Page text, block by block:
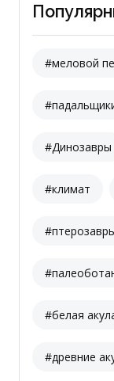
#меловой
#Динозавры
#климат
#белая
#древние